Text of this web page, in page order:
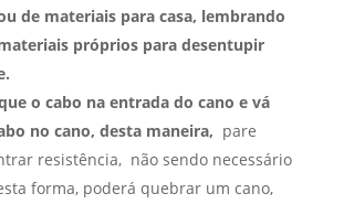
de materiais para casa, lembrando
próprios para desentupir
o cabo na entrada do cano e vá
no cano, desta maneira, pare
resistência, não sendo necessário
forma, poderá quebrar um cano,